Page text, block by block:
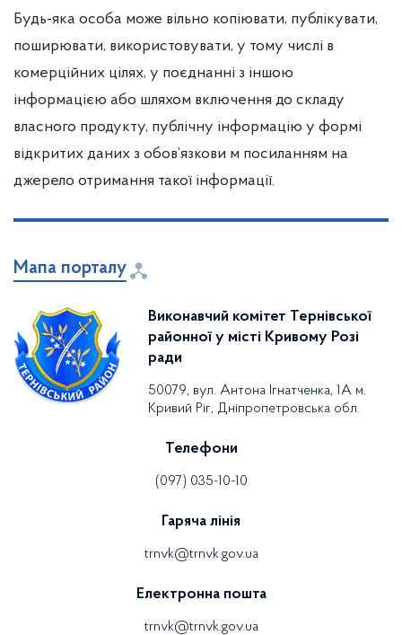
Будь-яка особа може вільно копіювати, публікувати,
поширювати, використовувати, у тому числі в
комерційних цілях, у поєднанні з іншою
інформацією або шляхом включення до складу
власного продукту, публічну інформацію у формі
відкритих даних з обов’язкови м посиланням на
джерело отримання такої інформації.
Мапа порталу
Виконавчий комітет Тернівської
районної у місті Кривому Розі
ради
50079, вул. Антона Ігнатченка, 1А м.
Кривий Ріг, Дніпропетровська обл.
Телефони
(097) 035-10-10
Гаряча лінія
trnvk@trnvk.gov.ua
Електронна пошта
trnvk@trnvk.gov.ua